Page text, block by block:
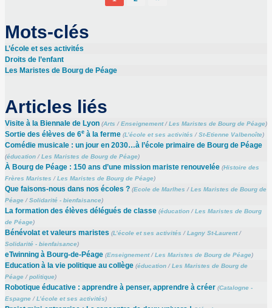
Mots-clés
L’école et ses activités
Droits de l’enfant
Les Maristes de Bourg de Péage
Articles liés
Visite à la Biennale de Lyon (Arts /Enseignement/Les Maristes de Bourg de Péage)
Sortie des élèves de 6eà la ferme (L’école et ses activités /St-Etienne Valbenoîte)
Comédie musicale : un jour en 2030…à l’école primaire de Bourg de Péage
(éducation/Les Maristes de Bourg de Péage)
À Bourg de Péage : 150 ans d’une mission mariste renouvelée (Histoire des
Frères Maristes /Les Maristes de Bourg de Péage)
Que faisons-nous dans nos écoles ? (Ecole de Marlhes /Les Maristes de Bourg de
Péage/Solidarité - bienfaisance)
La formation des élèves délégués de classe (éducation/Les Maristes de Bourg
de Péage)
Bénévolat et valeurs maristes (L’école et ses activités /Lagny St-Laurent/
Solidarité - bienfaisance)
eTwinning à Bourg-de-Péage (Enseignement/Les Maristes de Bourg de Péage)
Education à la vie politique au collège (éducation/Les Maristes de Bourg de
Péage/politique)
Robotique éducative : apprendre à penser, apprendre à créer (Catalogne -
Espagne/L’école et ses activités)